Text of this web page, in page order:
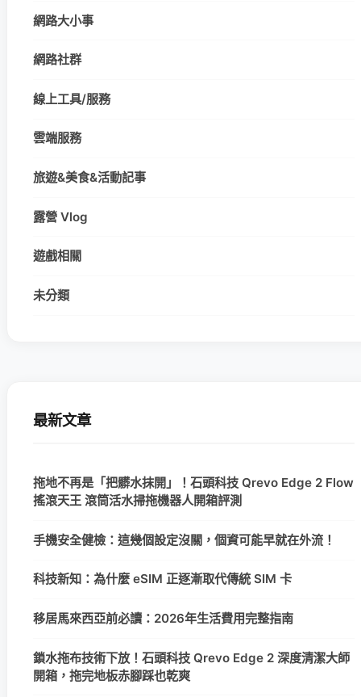
網路大小事
網路社群
線上工具/服務
雲端服務
旅遊&美食&活動記事
露營 Vlog
遊戲相關
未分類
最新文章
拖地不再是「把髒水抹開」！石頭科技 Qrevo Edge 2 Flow
搖滾天王 滾筒活水掃拖機器人開箱評測
手機安全健檢：這幾個設定沒關，個資可能早就在外流！
科技新知：為什麼 eSIM 正逐漸取代傳統 SIM 卡
移居馬來西亞前必讀：2026年生活費用完整指南
鎖水拖布技術下放！石頭科技 Qrevo Edge 2 深度清潔大師
開箱，拖完地板赤腳踩也乾爽